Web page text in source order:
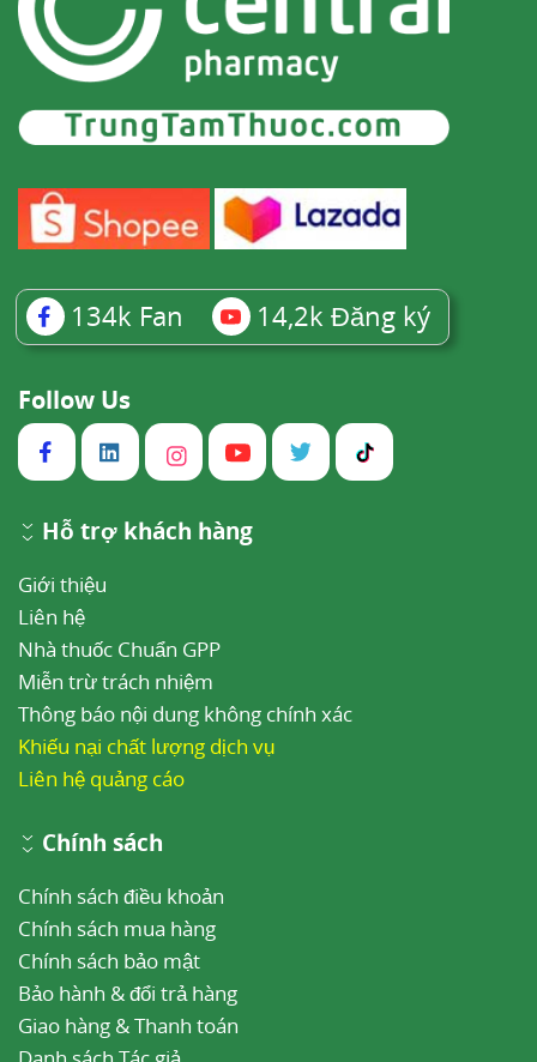
134k Fan 14,2k Đăng ký
Follow Us
Hỗ trợ khách hàng
Giới thiệu
Liên hệ
Nhà thuốc Chuẩn GPP
Miễn trừ trách nhiệm
Thông báo nội dung không chính xác
Khiếu nại chất lượng dịch vụ
Liên hệ quảng cáo
Chính sách
Chính sách điều khoản
Chính sách mua hàng
Chính sách bảo mật
Bảo hành & đổi trả hàng
Giao hàng & Thanh toán